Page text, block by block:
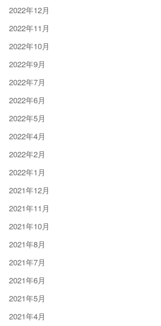
2022年12月
2022年11月
2022年10月
2022年9月
2022年7月
2022年6月
2022年5月
2022年4月
2022年2月
2022年1月
2021年12月
2021年11月
2021年10月
2021年8月
2021年7月
2021年6月
2021年5月
2021年4月